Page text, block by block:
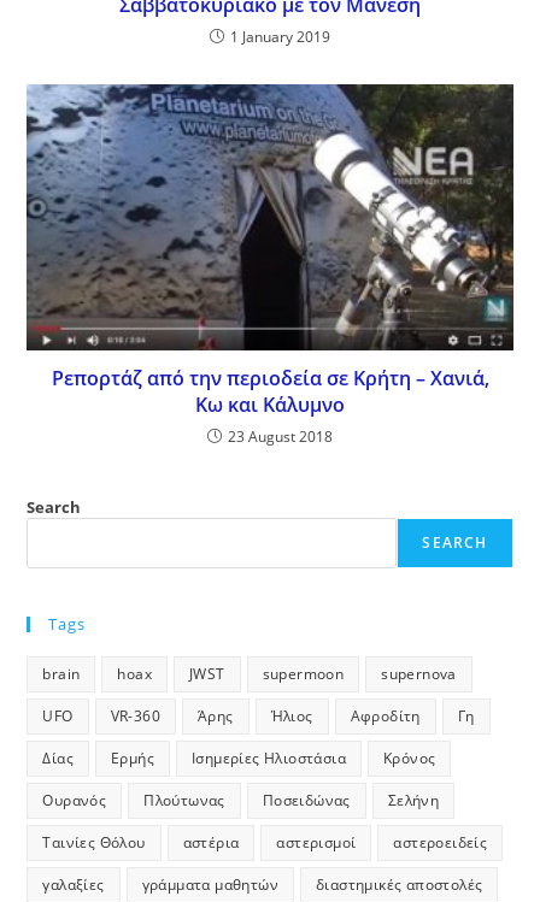
1 January 2019
Ρεπορτάζ από την περιοδεία σε Κρήτη – Χανιά,
Κω και Κάλυμνο
23 August 2018
Search
SEARCH
Tags
brain hoax JWST supermoon supernova
UFO VR-360 Άρης Ήλιος Αφροδίτη Γη
Δίας Ερμής Ισημερίες Ηλιοστάσια Κρόνος
Ουρανός Πλούτωνας Ποσειδώνας Σελήνη
Ταινίες Θόλου αστέρια αστερισμοί αστεροειδείς
γαλαξίες γράμματα μαθητών διαστημικές αποστολές